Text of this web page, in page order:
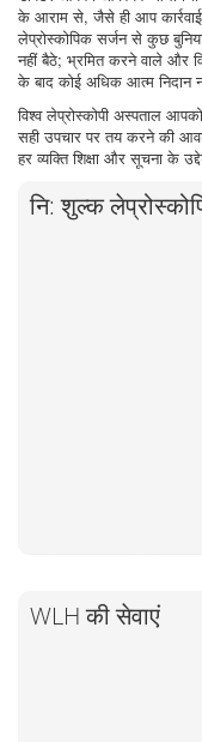
के आराम से, जैसे ही आप
लेप्रोस्कोपिक सर्जन से कुछ
नहीं बैठे; भ्रमित करने वाले और
के बाद कोई अधिक आत्म निदान
विश्व लेप्रोस्कोपी अस्पताल
सही उपचार पर तय करने की
हर व्यक्ति शिक्षा और सूचना के
नि: शुल्क
WLH की सेवाएं